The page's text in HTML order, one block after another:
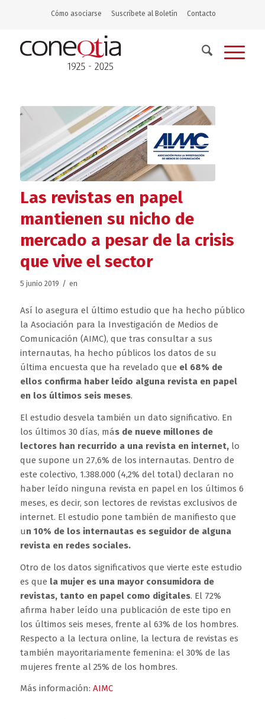
Cómo asociarse Suscríbete al Boletín Contacto
Las revistas en papel
mantienen su nicho de
mercado a pesar de la crisis
que vive el sector
5 junio 2019 / en
Así lo asegura el último estudio que ha hecho público
la Asociación para la Investigación de Medios de
Comunicación (AIMC), que tras consultar a sus
internautas, ha hecho públicos los datos de su
última encuesta que ha revelado que el 68% de
ellos confirma haber leído alguna revista en papel
en los últimos seis meses.
El estudio desvela también un dato significativo. En
los últimos 30 días, más de nueve millones de
lectores han recurrido a una revista en internet,lo
que supone un 27,6% de los internautas. Dentro de
este colectivo, 1.388.000 (4,2% del total) declaran no
haber leído ninguna revista en papel en los últimos 6
meses, es decir, son lectores de revistas exclusivos de
internet. El estudio pone también de manifiesto que
un 10% de los internautas es seguidor de alguna
revista en redes sociales.
Otro de los datos significativos que vierte este estudio
es que la mujer es una mayor consumidora de
revistas, tanto en papel como digitales. El 72%
afirma haber leído una publicación de este tipo en
los últimos seis meses, frente al 63% de los hombres.
Respecto a la lectura online, la lectura de revistas es
también mayoritariamente femenina: el 30% de las
mujeres frente al 25% de los hombres.
Más información: AIMC